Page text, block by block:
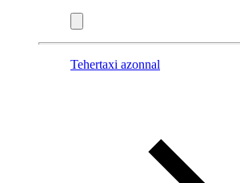
Tehertaxi azonnal